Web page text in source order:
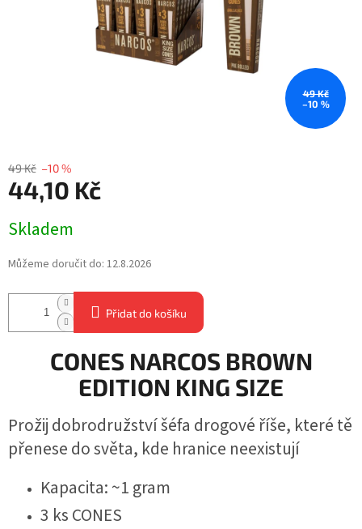
49 Kč
–10 %
49 Kč –10 %
44,10 Kč
cena:
Skladem
Můžeme doručit do: 12.8.2026
Přidat do košíku
CONES NARCOS BROWN
EDITION KING SIZE
Prožij dobrodružství šéfa drogové říše, které tě
přenese do světa, kde hranice neexistují
Kapacita: ~1 gram
3 ks CONES